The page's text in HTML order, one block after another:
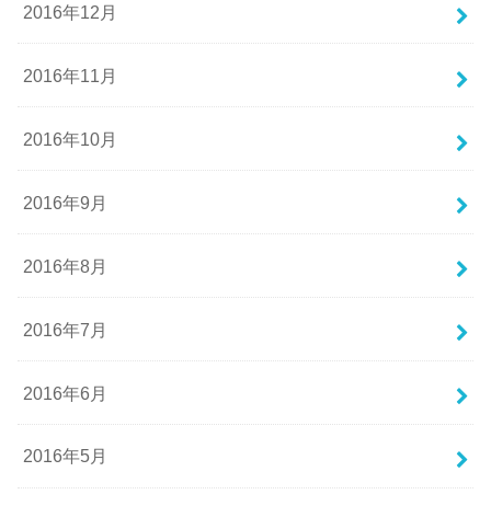
2016年12月
2016年11月
2016年10月
2016年9月
2016年8月
2016年7月
2016年6月
2016年5月